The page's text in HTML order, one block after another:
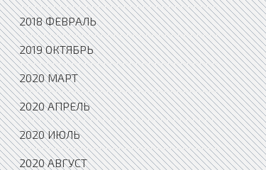
2018 ФЕВРАЛЬ
2019 ОКТЯБРЬ
2020 МАРТ
2020 АПРЕЛЬ
2020 ИЮЛЬ
2020 АВГУСТ